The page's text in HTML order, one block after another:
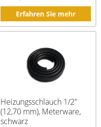
Erfahren Sie mehr
Heizungsschlauch 1/2"
(12,70 mm), Meterware,
schwarz